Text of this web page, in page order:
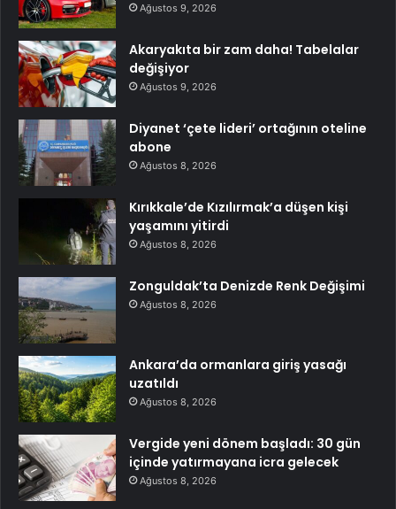
Ağustos 9, 2026
Akaryakıta bir zam daha! Tabelalar
değişiyor
Ağustos 9, 2026
Diyanet ‘çete lideri’ ortağının oteline
abone
Ağustos 8, 2026
Kırıkkale’de Kızılırmak’a düşen kişi
yaşamını yitirdi
Ağustos 8, 2026
Zonguldak’ta Denizde Renk Değişimi
Ağustos 8, 2026
Ankara’da ormanlara giriş yasağı
uzatıldı
Ağustos 8, 2026
Vergide yeni dönem başladı: 30 gün
içinde yatırmayana icra gelecek
Ağustos 8, 2026